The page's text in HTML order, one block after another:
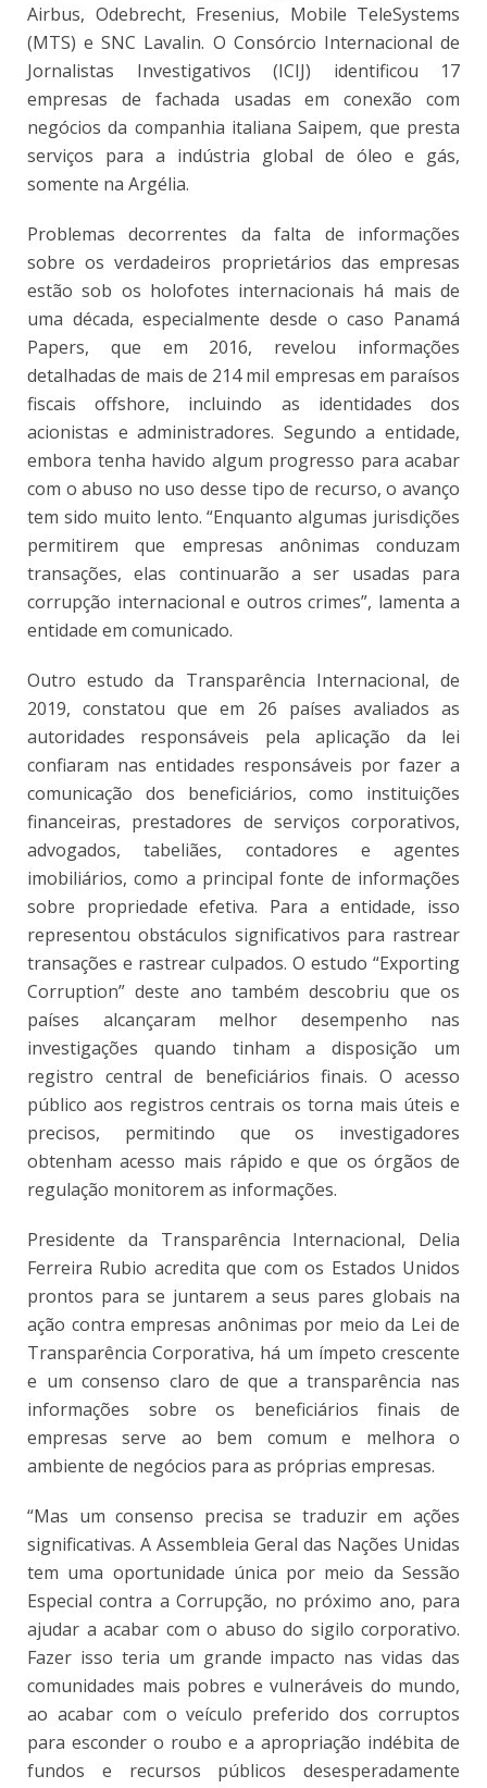
Airbus, Odebrecht, Fresenius, Mobile TeleSystems
(MTS) e SNC Lavalin. O Consórcio Internacional de
Jornalistas Investigativos (ICIJ) identificou 17
empresas de fachada usadas em conexão com
negócios da companhia italiana Saipem, que presta
serviços para a indústria global de óleo e gás,
somente na Argélia.
Problemas decorrentes da falta de informações
sobre os verdadeiros proprietários das empresas
estão sob os holofotes internacionais há mais de
uma década, especialmente desde o caso Panamá
Papers, que em 2016, revelou informações
detalhadas de mais de 214 mil empresas em paraísos
fiscais offshore, incluindo as identidades dos
acionistas e administradores. Segundo a entidade,
embora tenha havido algum progresso para acabar
com o abuso no uso desse tipo de recurso, o avanço
tem sido muito lento. “Enquanto algumas jurisdições
permitirem que empresas anônimas conduzam
transações, elas continuarão a ser usadas para
corrupção internacional e outros crimes”, lamenta a
entidade em comunicado.
Outro estudo da Transparência Internacional, de
2019, constatou que em 26 países avaliados as
autoridades responsáveis pela aplicação da lei
confiaram nas entidades responsáveis por fazer a
comunicação dos beneficiários, como instituições
financeiras, prestadores de serviços corporativos,
advogados, tabeliães, contadores e agentes
imobiliários, como a principal fonte de informações
sobre propriedade efetiva. Para a entidade, isso
representou obstáculos significativos para rastrear
transações e rastrear culpados. O estudo “Exporting
Corruption” deste ano também descobriu que os
países alcançaram melhor desempenho nas
investigações quando tinham a disposição um
registro central de beneficiários finais. O acesso
público aos registros centrais os torna mais úteis e
precisos, permitindo que os investigadores
obtenham acesso mais rápido e que os órgãos de
regulação monitorem as informações.
Presidente da Transparência Internacional, Delia
Ferreira Rubio acredita que com os Estados Unidos
prontos para se juntarem a seus pares globais na
ação contra empresas anônimas por meio da Lei de
Transparência Corporativa, há um ímpeto crescente
e um consenso claro de que a transparência nas
informações sobre os beneficiários finais de
empresas serve ao bem comum e melhora o
ambiente de negócios para as próprias empresas.
“Mas um consenso precisa se traduzir em ações
significativas. A Assembleia Geral das Nações Unidas
tem uma oportunidade única por meio da Sessão
Especial contra a Corrupção, no próximo ano, para
ajudar a acabar com o abuso do sigilo corporativo.
Fazer isso teria um grande impacto nas vidas das
comunidades mais pobres e vulneráveis ​​do mundo,
ao acabar com o veículo preferido dos corruptos
para esconder o roubo e a apropriação indébita de
fundos e recursos públicos desesperadamente